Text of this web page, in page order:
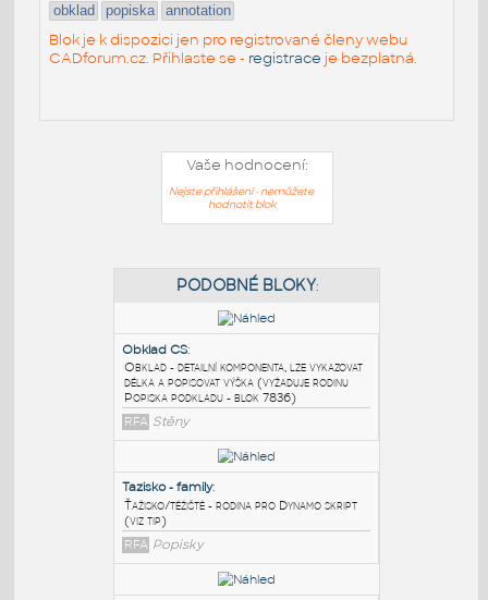
obklad popiska annotation
Blok je k dispozici jen pro registrované členy webu
CADforum.cz. Přihlaste se - registrace je bezplatná.
Vaše hodnocení:
Nejste přihlášeni - nemůžete
hodnotit blok
PODOBNÉ BLOKY
Obklad CS
Obklad - detailní komponenta, lze vykazovat
délka a popisovat výška (vyžaduje rodinu
Popiska podkladu - blok 7836)